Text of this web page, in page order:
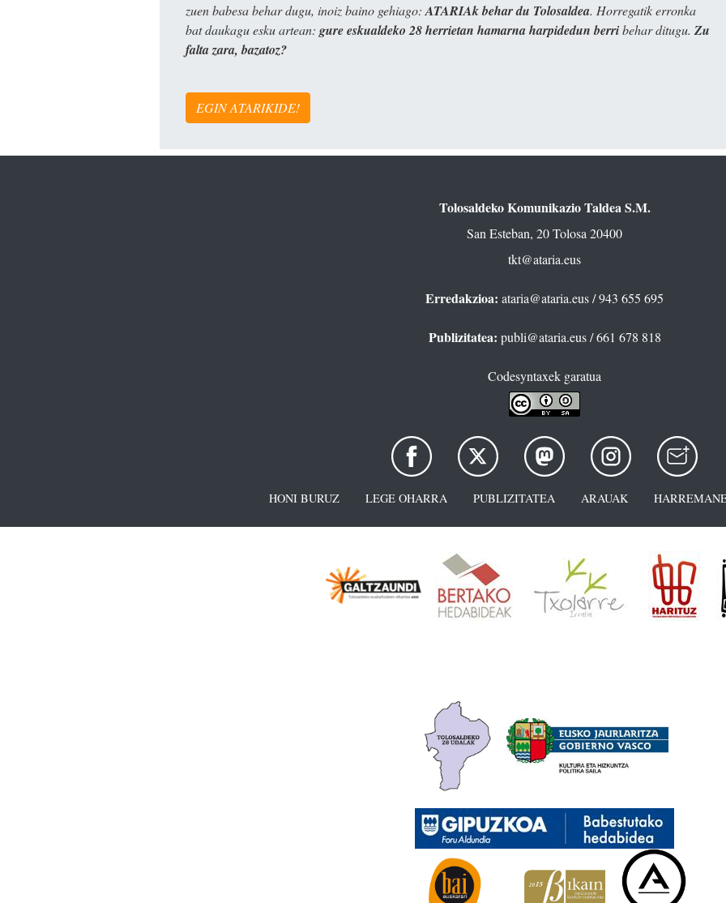
zuen babesa behar dugu, inoiz baino gehiago: ATARIAk behar du Tolosaldea. Horregatik erronka
bat daukagu esku artean: gure eskualdeko 28 herrietan hamarna harpidedun berribehar ditugu. Zu
falta zara, bazatoz?
EGIN ATARIKIDE!
Tolosaldeko Komunikazio Taldea S.M.
San Esteban, 20 Tolosa 20400
tkt@ataria.eus
Erredakzioa: ataria@ataria.eus/ 943 655 695
Publizitatea: publi@ataria.eus/ 661 678 818
Codesyntaxek garatua
HONI BURUZ LEGE OHARRA PUBLIZITATEA ARAUAK